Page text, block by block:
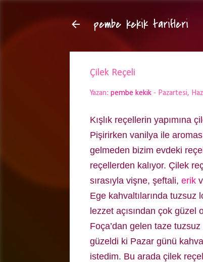
pembe kekik tarifleri
Çilek Reçeli
Yazan: pembe kekik - Pazartesi,
Kışlık reçellerin yapımına
Pişirirken vanilya ile
gelmeden bizim evdeki
reçellerden kalıyor. Çilek
sırasıyla vişne, şeftali, erik
Ege kahvaltılarında
lezzet açısından çok güzel
Foça’dan gelen taze
güzeldi ki Pazar günü
istedim. Bu arada çilek